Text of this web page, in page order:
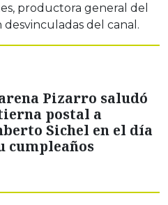
productora general del
del canal.
Pizarro saludó
postal a
Sichel en el día
cumpleaños